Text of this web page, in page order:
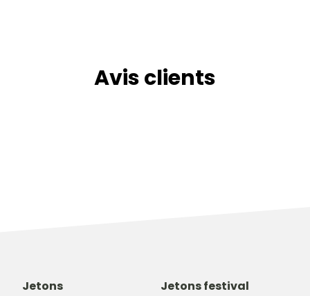
Avis clients
Jetons
Jetons festival